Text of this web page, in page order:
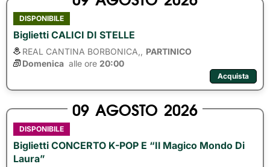
DISPONIBILE
Biglietti CALICI DI STELLE
REAL CANTINA BORBONICA,,
PARTINICO
Domenica alle ore 20:00
Acquista
09 AGOSTO 2026
DISPONIBILE
Biglietti CONCERTO K-POP E “Il Magico Mondo Di
Laura”